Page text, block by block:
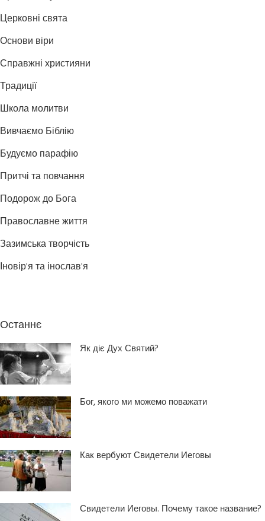
Церковні свята
Основи віри
Справжні християни
Традиції
Школа молитви
Вивчаємо Біблію
Будуємо парафію
Притчі та повчання
Подорож до Бога
Православне життя
Зазимська творчість
Іновір'я та інослав'я
Останнє
Як діє Дух Святий?
Бог, якого ми можемо поважати
Как вербуют Свидетели Иеговы
Свидетели Иеговы. Почему такое название?